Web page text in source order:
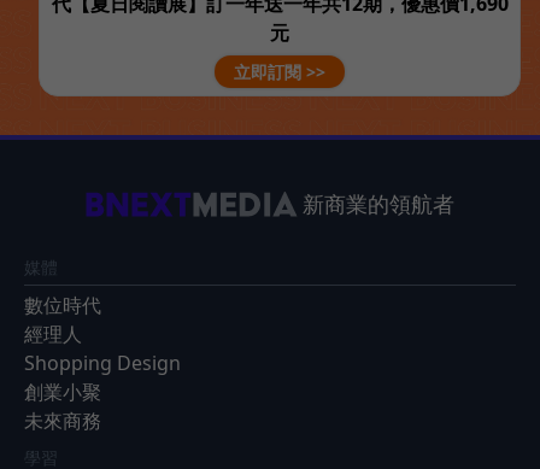
元
立即訂閱 >>
新商業的領航者
媒體
數位時代
經理人
Shopping Design
創業小聚
未來商務
學習